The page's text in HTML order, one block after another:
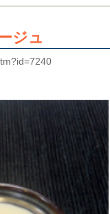
ジュ